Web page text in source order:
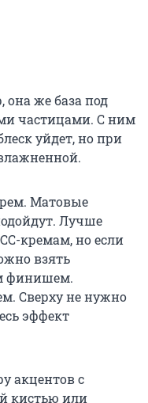
она же база под
частицами. С ним
уйдет, но при
Матовые
Лучше
кремам, но если
взять
финишем.
Сверху не нужно
эффект
акцентов с
кистью или